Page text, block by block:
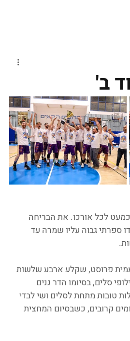
ב'
בו הובילה כמעט לכל אורכו. את הבריחה
שם קלעה 26 נקודות ועלתה לדו ספרתי גבוה עליו שמרה עד
3:8. כאן נכנס לעניינים עמית פרוסט, שקלע ארבע שלשות
סלים, בסיומו הדר גנים
טובות מתחת לסלים ושי לבדי
קרובים, כשבסיום המחצית